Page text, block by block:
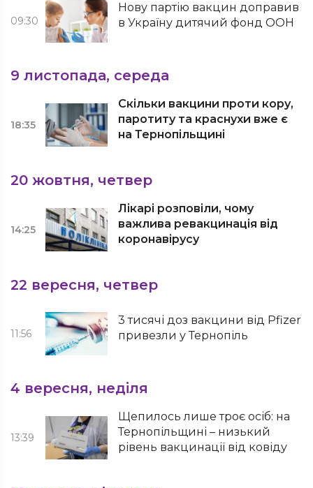
09:30
Нову партію вакцин доправив
в Україну дитячий фонд ООН
9 листопада, середа
18:35
Скільки вакцини проти кору,
паротиту та краснухи вже є
на Тернопільщині
20 жовтня, четвер
14:25
Лікарі розповіли, чому
важлива ревакцинація від
коронавірусу
22 вересня, четвер
11:56
3 тисячі доз вакцини від Pfizer
привезли у Тернопіль
4 вересня, неділя
13:39
Щепилось лише троє осіб: на
Тернопільщині – низький
рівень вакцинації від ковіду